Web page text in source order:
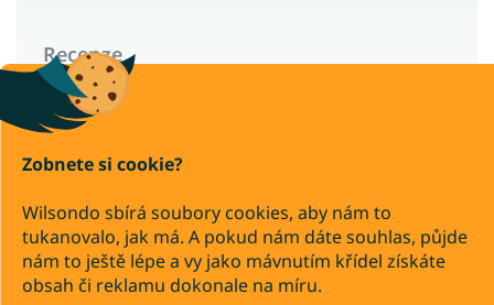
Zobnete si cookie?
Wilsondo sbírá soubory cookies, aby nám to
tukanovalo, jak má. A pokud nám dáte souhlas, půjde
nám to ještě lépe a vy jako mávnutím křídel získáte
obsah či reklamu dokonale na míru.
Recenze
Wilsondo – recenze a zkušenosti zákazníků
Copyright 2026
Wilsondo.cz
. Všechna práva vyhrazena.
Upravit nastavení cookies